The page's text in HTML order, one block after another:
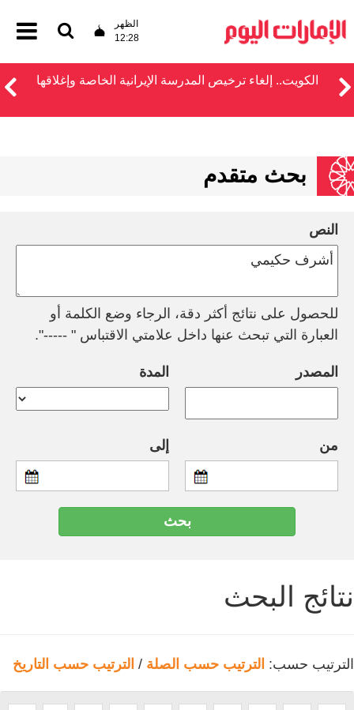
الظهر
12:28
الكويت.. إلغاء ترخيص المدرسة الإيرانية الخاصة وإغلاقها
بحث متقدم
النص
للحصول على نتائج أكثر دقة، الرجاء وضع الكلمة أو
العبارة التي تبحث عنها داخل علامتي الاقتباس " -----".
المصدر المدة
من إلى
نتائج البحث
الترتيب حسب: الترتيب حسب الصلة / الترتيب حسب التاريخ